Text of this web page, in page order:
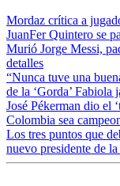
Mordaz crítica a
JuanFer Quintero se
Murió Jorge Messi,
detalles
“Nunca tuve una
de la ‘Gorda’ Fabiola
José Pékerman dio el
Colombia sea
Los tres puntos que
nuevo presidente de